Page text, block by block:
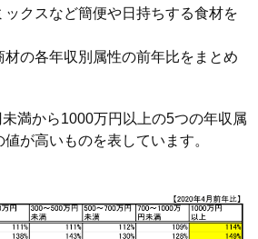
ックスなど簡便や日持ちする食材を
材の各年収別属性の前年比をまとめ
満から1000万円以上の5つの年収属
が高いものを表しています。